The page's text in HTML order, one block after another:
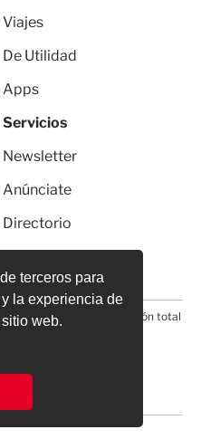
terceros para
la experiencia de
web.
Viajes
De Utilidad
Apps
Servicios
Newsletter
Anúnciate
Directorio
Prohibida la reproducción total
medio electrónico*